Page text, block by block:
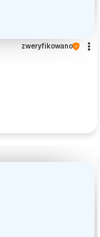
zweryfikowano